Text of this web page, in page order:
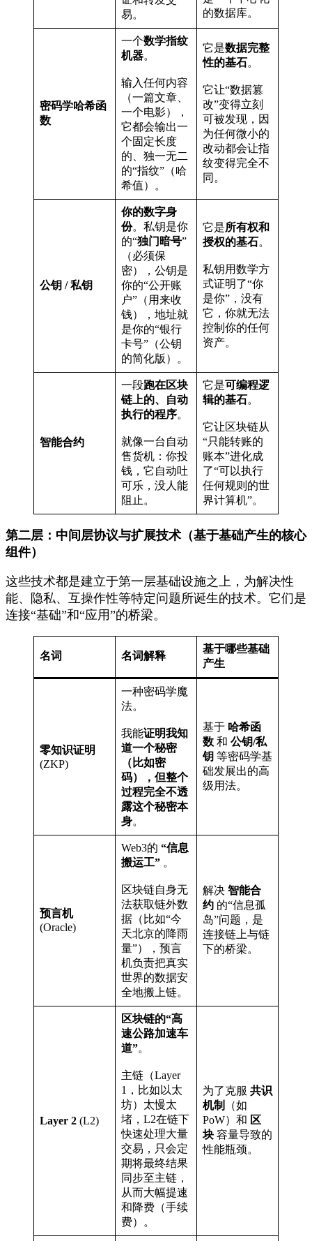
易。
的数据库。
密码学哈希函
数
一个数学指纹
机器。
输入任何内容
（一篇文章、
一个电影），
它都会输出一
个固定长度
的、独一无二
的“指纹”（哈
希值）。
它是数据完整
性的基石。
它让“数据篡
改”变得立刻
可被发现，因
为任何微小的
改动都会让指
纹变得完全不
同。
公钥 / 私钥
你的数字身
份。私钥是你
的“独门暗号”
（必须保
密），公钥是
你的“公开账
户”（用来收
钱），地址就
是你的“银行
卡号”（公钥
的简化版）。
它是所有权和
授权的基石。
私钥用数学方
式证明了“你
是你”，没有
它，你就无法
控制你的任何
资产。
智能合约
一段跑在区块
链上的、自动
执行的程序。
就像一台自动
售货机：你投
钱，它自动吐
可乐，没人能
阻止。
它是可编程逻
辑的基石。
它让区块链从
“只能转账的
账本”进化成
了“可以执行
任何规则的世
界计算机”。
第二层：中间层协议与扩展技术（基于基础产生的核心
组件）
这些技术都是建立于第一层基础设施之上，为解决性
能、隐私、互操作性等特定问题所诞生的技术。它们是
连接“基础”和“应用”的桥梁。
名词 名词解释
基于哪些基础
产生
零知识证明
(ZKP)
一种密码学魔
法。
我能证明我知
道一个秘密
（比如密
码），但整个
过程完全不透
露这个秘密本
身。
基于 哈希函
数 和 公钥/私
钥 等密码学基
础发展出的高
级用法。
预言机
(Oracle)
Web3的 “信息
搬运工” 。
区块链自身无
法获取链外数
据（比如“今
天北京的降雨
量”），预言
机负责把真实
世界的数据安
全地搬上链。
解决 智能合
约 的“信息孤
岛”问题，是
连接链上与链
下的桥梁。
Layer 2 (L2)
区块链的“高
速公路加速车
道”。
主链（Layer
1，比如以太
坊）太慢太
堵，L2在链下
快速处理大量
交易，只会定
期将最终结果
同步至主链，
从而大幅提速
和降费（手续
费）。
为了克服 共识
机制
（如
PoW）和 区
块 容量导致的
性能瓶颈。